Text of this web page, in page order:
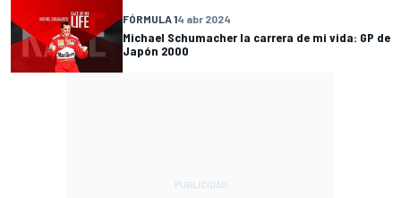
FÓRMULA 14 abr 2024
Michael Schumacher la carrera de mi vida: GP de
Japón 2000